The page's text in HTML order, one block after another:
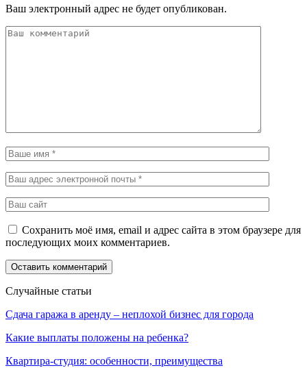
Ваш электронный адрес не будет опубликован.
Сохранить моё имя, email и адрес сайта в этом браузере для
последующих моих комментариев.
Случайные статьи
Сдача гаража в аренду – неплохой бизнес для города
Какие выплаты положены на ребенка?
Квартира-студия: особенности, преимущества